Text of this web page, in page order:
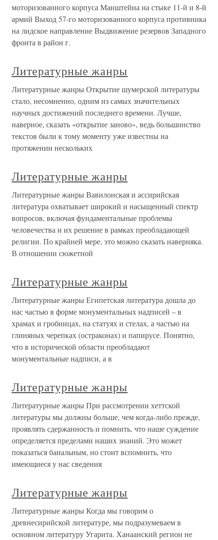
моторизованного корпуса Манштейна на стыке 11-й и 8-й
армий Выход 57-го моторизованного корпуса противника
на лидское направление Выдвижение резервов Западного
фронта в район г.
Литературные жанры
Литературные жанры Открытие шумерской литературы
стало, несомненно, одним из самых значительных
научных достижений последнего времени. Лучше,
наверное, сказать «открытие заново», ведь большинство
текстов были к тому моменту уже известны на
протяжении нескольких
Литературные жанры
Литературные жанры Вавилонская и ассирийская
литература охватывает широкий и насыщенный спектр
вопросов, включая фундаментальные проблемы
человечества и их решение в рамках преобладающей
религии. По крайней мере, это можно сказать наверняка.
В отношении сюжетной
Литературные жанры
Литературные жанры Египетская литература дошла до
нас частью в форме монументальных надписей – в
храмах и гробницах, на статуях и стелах, а частью на
глиняных черепках (остраконах) и папирусе. Понятно,
что в исторической области преобладают
монументальные надписи, а в
Литературные жанры
Литературные жанры При рассмотрении хеттской
литературы мы должны больше, чем когда-либо прежде,
проявлять сдержанность и помнить, что наше суждение
определяется пределами наших знаний. Это может
показаться банальным, но стоит вспомнить, что
имеющиеся у нас сведения
Литературные жанры
Литературные жанры Когда мы говорим о
древнесирийской литературе, мы подразумеваем в
основном литературу Угарита. Ханаанский регион не